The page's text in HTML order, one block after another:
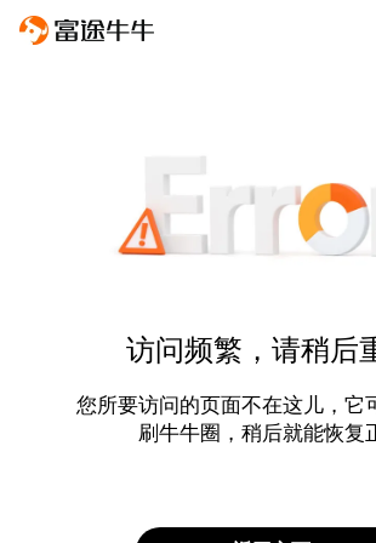
访问频繁，请稍后
您所要访问的页面不在这儿，它
刷牛牛圈，稍后就能恢复